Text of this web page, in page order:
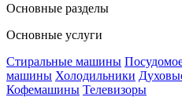
Основные разделы
Основные услуги
Стиральные машины
машины Холодильники
Кофемашины Телевизоры